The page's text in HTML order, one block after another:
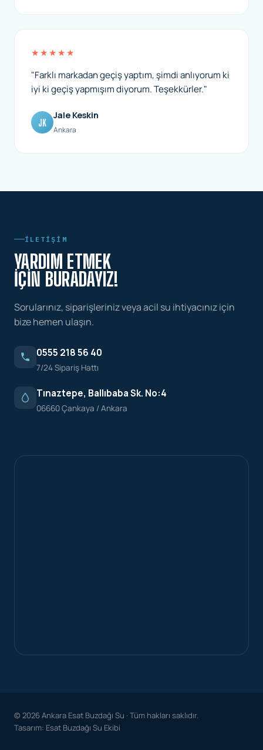
★★★★★
"Farklı markadan geçiş yaptım, şimdi anlıyorum ki
iyi ki geçiş yapmışım diyorum. Teşekkürler."
JK
Jale Keskin
Ankara
İLETIŞIM
YARDIM ETMEK
İÇIN BURADAYIZ!
Sorularınız, siparişleriniz veya acil su ihtiyacınız için
bize hemen ulaşın.
0555 218 56 40
7/24 Sipariş Hattı
Tınaztepe, Ballıbaba Sk. No:4
06660 Çankaya / Ankara
© 2026 Ankara Esat Buzdağı Su · Tüm hakları saklıdır.
Tasarım: Esat Buzdağı Su Ekibi